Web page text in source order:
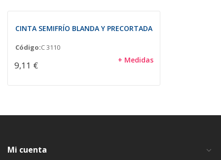
CINTA SEMIFRÍO BLANDA Y PRECORTADA
Código:C 3110
9,11 € + Medidas
Mi cuenta